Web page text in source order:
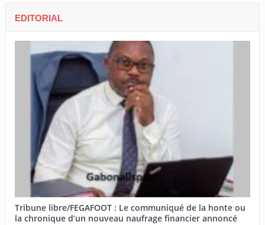
EDITORIAL
Tribune libre/FEGAFOOT : Le communiqué de la honte ou
la chronique d’un nouveau naufrage financier annoncé